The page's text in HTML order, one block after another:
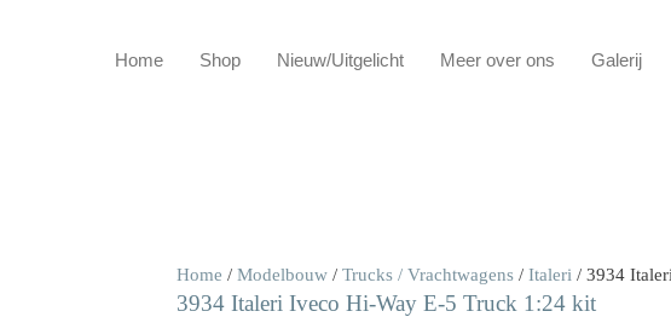
Home Shop Nieuw/Uitgelicht Meer over ons Galerij
Home / Modelbouw/ Trucks / Vrachtwagens/ Italeri / 3934
3934 Italeri Iveco Hi-Way E-5 Truck 1:24 kit
3934
Italeri